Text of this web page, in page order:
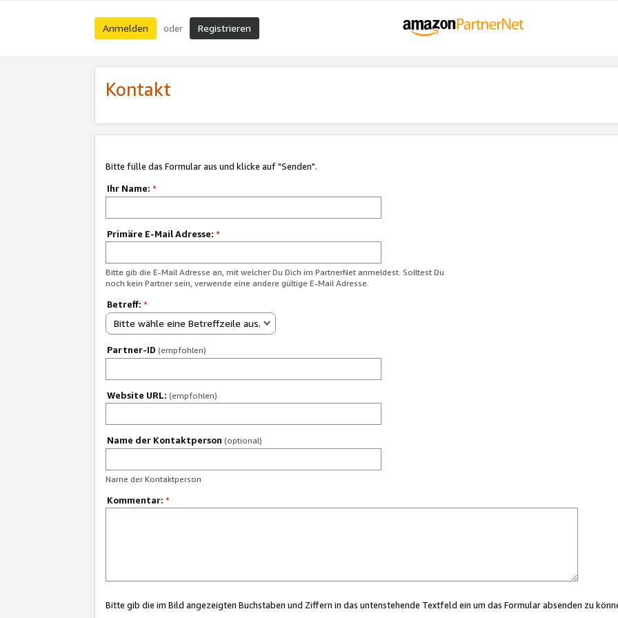
Anmelden oder Registrieren
Kontakt
Bitte fülle das Formular aus und klicke auf "Senden".
Ihr Name: *
Primäre E-Mail Adresse: *
Bitte gib die E-Mail Adresse an, mit welcher Du Dich im PartnerNet anmeldest. Solltest Du
noch kein Partner sein, verwende eine andere gültige E-Mail Adresse.
Betreff: *
Bitte wähle eine Betreffzeile aus.
Partner-ID (empfohlen)
Website URL: (empfohlen)
Name der Kontaktperson (optional)
Name der Kontaktperson
Kommentar: *
Bitte gib die im Bild angezeigten Buchstaben und Ziffern in das untenstehende Textfeld ein um das Formular absenden zu